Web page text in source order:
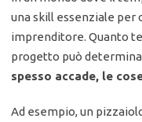
una skill essenziale
imprenditore. Quanto
progetto può
spesso accade, le
Ad esempio, un